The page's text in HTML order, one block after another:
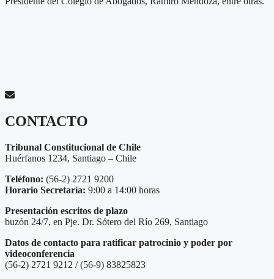
CONTACTO
Tribunal Constitucional de Chile
Huérfanos 1234, Santiago – Chile
Teléfono: (56-2) 2721 9200
Horario Secretaría: 9:00 a 14:00 horas
Presentación escritos de plazo
buzón 24/7, en Pje. Dr. Sótero del Río 269, Santiago
Datos de contacto para ratificar patrocinio y poder por
videoconferencia
(56-2) 2721 9212 / (56-9) 83825823